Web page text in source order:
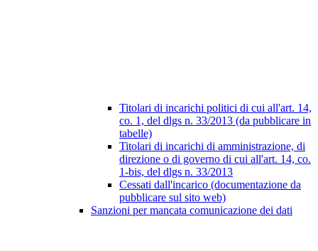
Titolari di incarichi politici di cui all'art. 14,
co. 1, del dlgs n. 33/2013 (da pubblicare in
tabelle)
Titolari di incarichi di amministrazione, di
direzione o di governo di cui all'art. 14, co.
1-bis, del dlgs n. 33/2013
Cessati dall'incarico (documentazione da
pubblicare sul sito web)
Sanzioni per mancata comunicazione dei dati